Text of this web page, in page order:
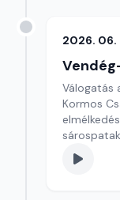
2026. 06.
Válogatás
Kormos